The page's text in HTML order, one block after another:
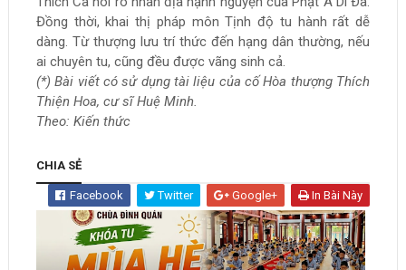
Đồng thời, khai thị pháp môn Tịnh độ tu hành rất dễ
dàng. Từ thượng lưu trí thức đến hạng dân thường, nếu
ai chuyên tu, cũng đều được vãng sinh cả.
(*) Bài viết có sử dụng tài liệu của cố Hòa thượng Thích
Thiện Hoa, cư sĩ Huệ Minh.
Theo: Kiến thức
CHIA SẺ
Facebook Twitter Google+ In Bài Này